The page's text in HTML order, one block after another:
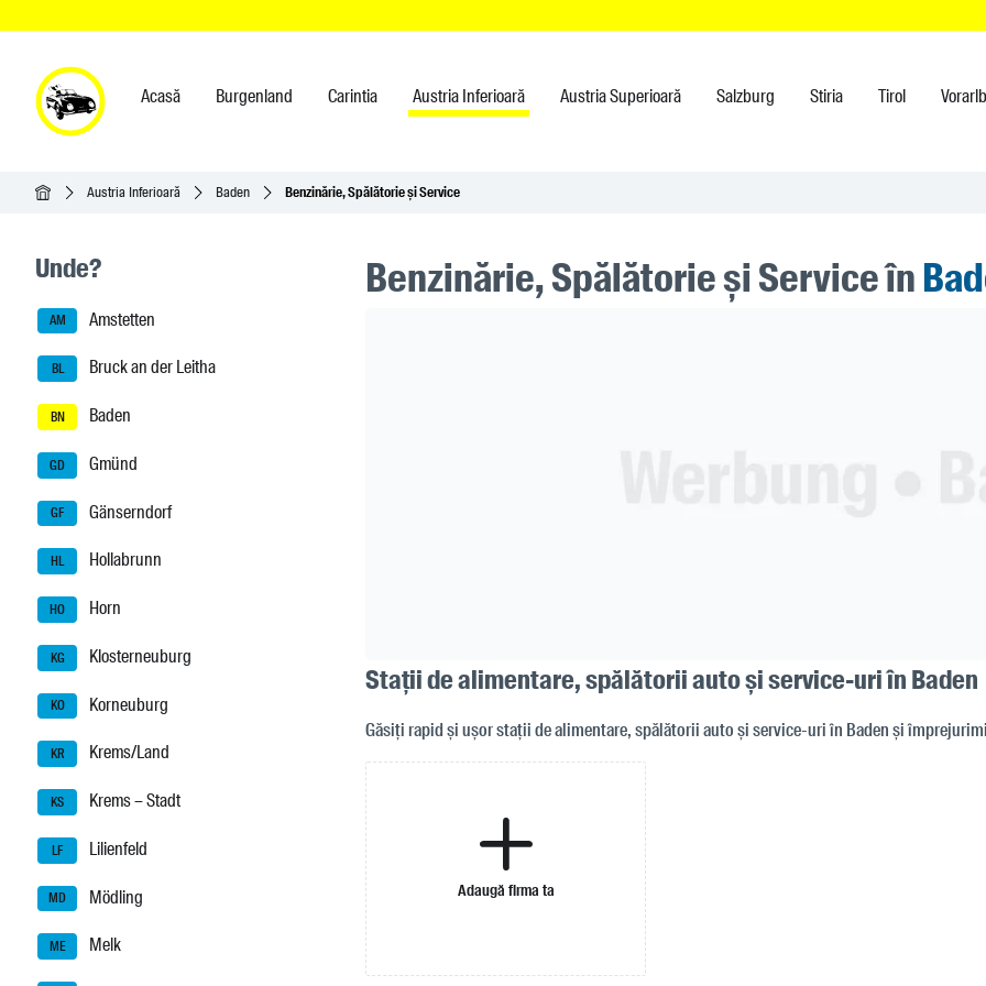
Acasă Burgenland Carintia Austria Inferioară Austria Superioară Salzburg Stiria Tirol
Acasă Austria Inferioară Baden Benzinărie, Spălătorie și Service
Seitenleisten-Navigation
Unde?
AM Amstetten
BL Bruck an der Leitha
BN Baden
GD Gmünd
GF Gänserndorf
HL Hollabrunn
HO Horn
KG Klosterneuburg
KO Korneuburg
KR Krems/Land
KS Krems – Stadt
LF Lilienfeld
MD Mödling
ME Melk
Benzinărie, Spălătorie și Service în
Stații de alimentare, spălătorii auto și service-uri în Baden
Găsiți rapid și ușor stații de alimentare, spălătorii auto și service-uri în Baden și
Adaugă firma ta